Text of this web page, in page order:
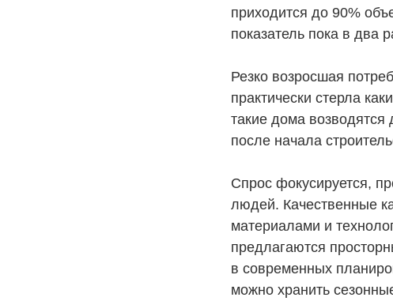
приходится до 90%
показатель пока в два
Резко возросшая
практически стерла
такие дома возводятся
после начала
Спрос фокусируется,
людей. Качественные
материалами и
предлагаются
в современных
можно хранить